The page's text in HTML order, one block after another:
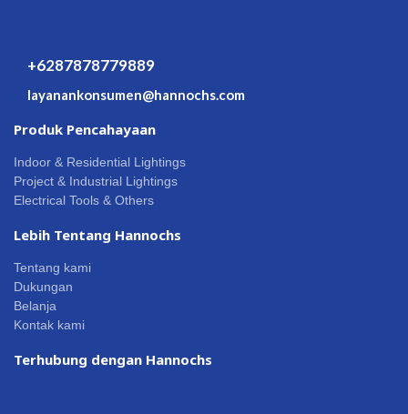
+6287878779889
layanankonsumen@hannochs.com
Produk Pencahayaan
Indoor & Residential Lightings
Project & Industrial Lightings
Electrical Tools & Others
Lebih Tentang Hannochs
Tentang kami
Dukungan
Belanja
Kontak kami
Terhubung dengan Hannochs